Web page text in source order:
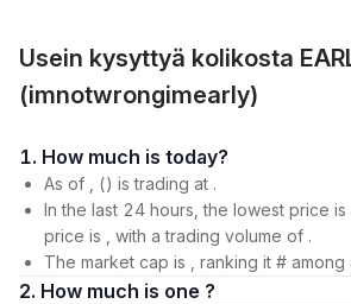
Usein kysyttyä kolikosta
(imnotwrongimearly)
1. How much is today?
As of , () is trading at .
In the last 24 hours, the lowest price
price is , with a trading volume of .
The market cap is , ranking it #
2. How much is one ?